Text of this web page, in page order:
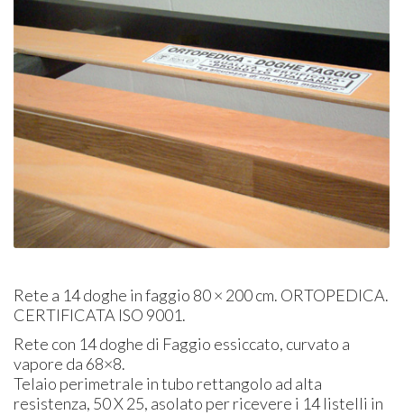
Rete a 14 doghe in faggio 80 × 200 cm. ORTOPEDICA.
CERTIFICATA ISO 9001.
Rete con 14 doghe di Faggio essiccato, curvato a
vapore da 68×8.
Telaio perimetrale in tubo rettangolo ad alta
resistenza, 50 X 25, asolato per ricevere i 14 listelli in